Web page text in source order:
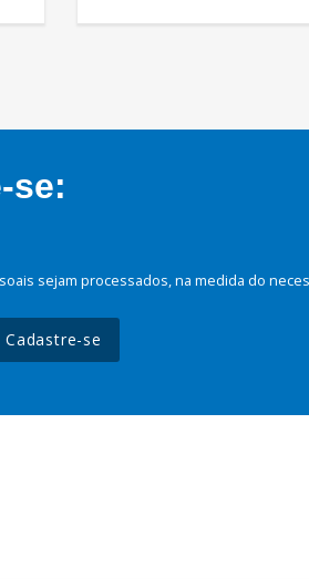
se:
sejam processados, na medida do
Cadastre-se